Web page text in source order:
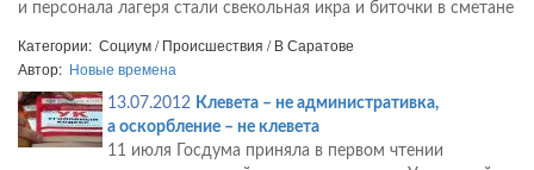
и персонала лагеря стали свекольная икра и биточки в сметане
Категории: Социум / Происшествия / В Саратове
Автор: Новые времена
13.07.2012 Клевета – не административка,
а оскорбление – не клевета
11 июля Госдума приняла в первом чтении